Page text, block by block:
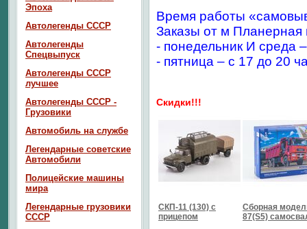
Время работы
Заказы от м Планерная
- понедельник И среда
- пятница – с 17 до 20
Скидки!!!
СКП-11 (130) с
прицепом
Сборная
87(S5)
Эпоха
Автолегенды СССР
Автолегенды
Спецвыпуск
Автолегенды СССР
лучшее
Автолегенды СССР -
Грузовики
Автомобиль на службе
Легендарные советские
Автомобили
Полицейские машины
мира
Легендарные грузовики
СССР